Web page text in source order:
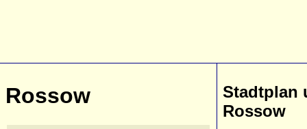
Rossow
Stadtplan
Rossow